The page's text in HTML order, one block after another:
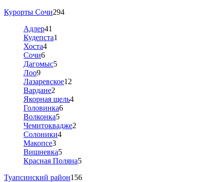
Курорты Сочи294
Адлер41
Кудепста1
Хоста4
Сочи6
Дагомыс5
Лоо9
Лазаревское12
Вардане2
Якорная щель4
Головинка6
Волконка5
Чемитоквадже2
Солоники4
Макопсе3
Вишневка5
Красная Поляна5
Туапсинский район156